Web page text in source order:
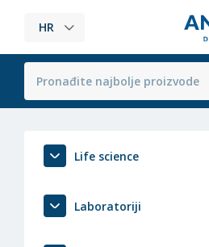
HR
Life science
Laboratoriji